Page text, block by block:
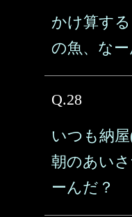
かけ算す
の魚、なー
Q.28
いつも納
朝のあい
ーんだ？